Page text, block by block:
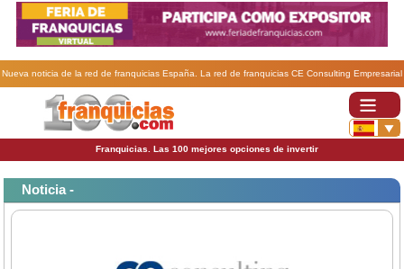
Nueva noticia de la red de franquicias España. La red de franquicias CE Consulting Empresarial
Franquicias. Las 100 mejores opciones de invertir
Noticia -